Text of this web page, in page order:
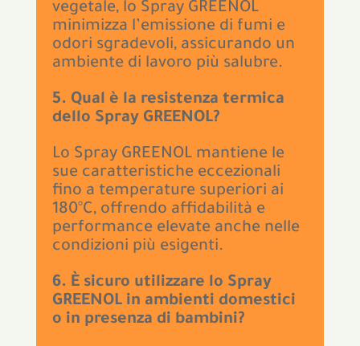
vegetale, lo Spray GREENOL
minimizza l’emissione di fumi e
odori sgradevoli, assicurando un
ambiente di lavoro più salubre.
5. Qual è la resistenza termica
dello Spray GREENOL?
Lo Spray GREENOL mantiene le
sue caratteristiche eccezionali
fino a temperature superiori ai
180°C, offrendo affidabilità e
performance elevate anche nelle
condizioni più esigenti.
6. È sicuro utilizzare lo Spray
GREENOL in ambienti domestici
o in presenza di bambini?